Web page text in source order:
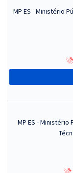
MP ES - Ministério
MP ES -